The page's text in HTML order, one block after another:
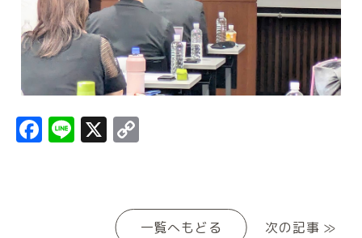
Facebook
Line
X
一覧へもどる 次の記事 ≫